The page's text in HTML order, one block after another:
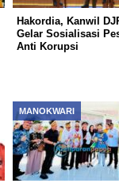
Hakordia, Kanwil
Gelar Sosialisasi
Anti Korupsi
MANOKWARI